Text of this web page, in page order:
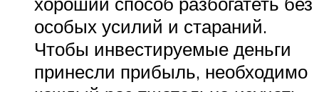
особых усилий и стараний.
Чтобы инвестируемые деньги
принесли прибыль, необходимо